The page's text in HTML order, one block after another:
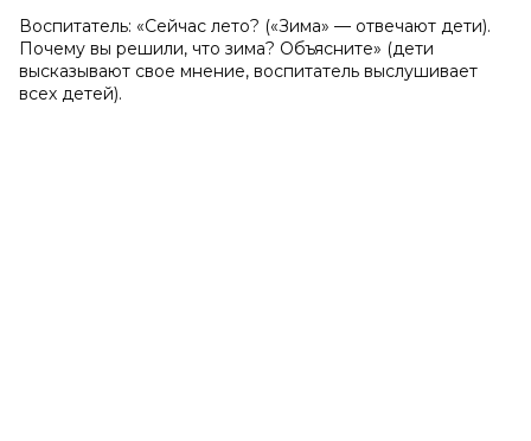
Воспитатель: «Сейчас лето? («Зима» — отвечают дети).
Почему вы решили, что зима? Объясните» (дети
высказывают свое мнение, воспитатель выслушивает
всех детей).